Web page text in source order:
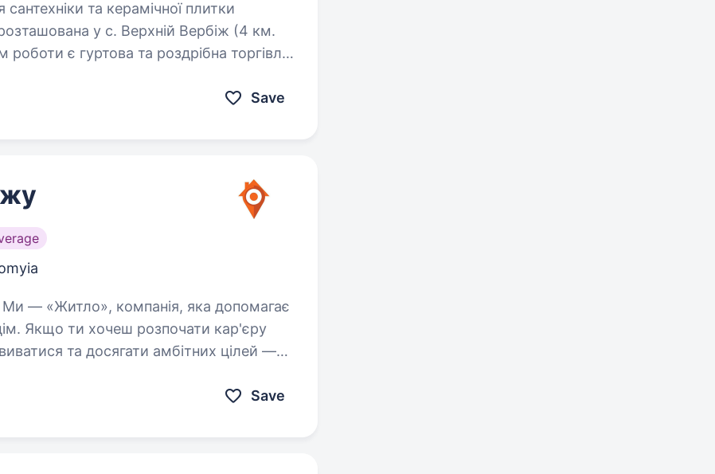
у с. Верхній Вербіж (4 км.
є гуртова та роздрібна торгівля
Save
Якщо ти хочеш розпочати кар'єру
та досягати амбітних цілей —
Save